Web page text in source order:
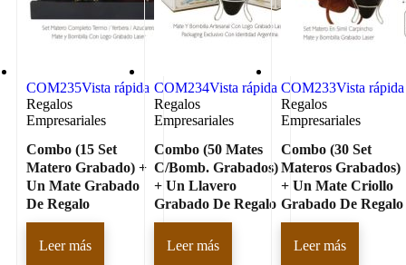
COM235Vista rápida
Regalos
Empresariales
Combo (15 Set
Matero Grabado) +
Un Mate Grabado
De Regalo
Leer más
COM234Vista rápida
Regalos
Empresariales
Combo (50 Mates
C/Bomb. Grabados)
+ Un Llavero
Grabado De Regalo
Leer más
COM233Vista rápida
Regalos
Empresariales
Combo (30 Set
Materos Grabados)
+ Un Mate Criollo
Grabado De Regalo
Leer más